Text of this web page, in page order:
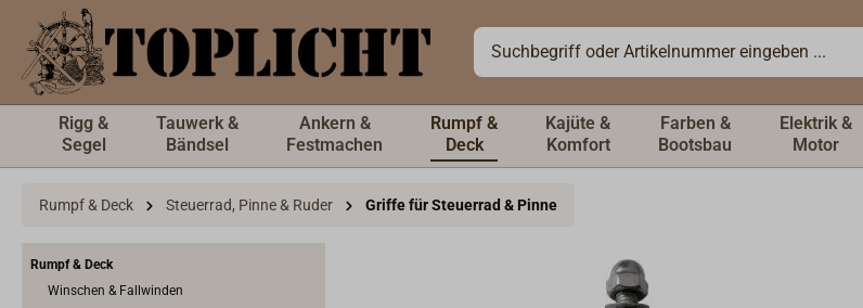
springen
Rigg &
Segel
Tauwerk &
Bändsel
Ankern &
Festmachen
Rumpf &
Deck
Kajüte &
Komfort
Farben &
Bootsbau
Elektrik &
Motor
Rumpf & Deck Steuerrad, Pinne & Ruder Griffe für Steuerrad & Pinne
Rumpf & Deck
Winschen & Fallwinden